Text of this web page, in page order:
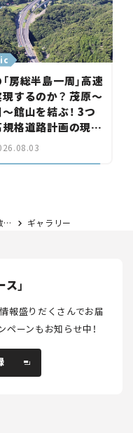
房総半島一周」高速
現するのか？ 茂原～
館山を結ぶ！ 3つ
規格道路計画の現
館山鴨川道路」で検
ギャラリー
」
報盛りだくさんでお届
ーンもお知らせ中！